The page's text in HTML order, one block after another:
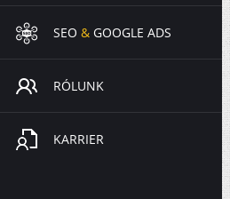
SEO & GOOGLE ADS
RÓLUNK
KARRIER